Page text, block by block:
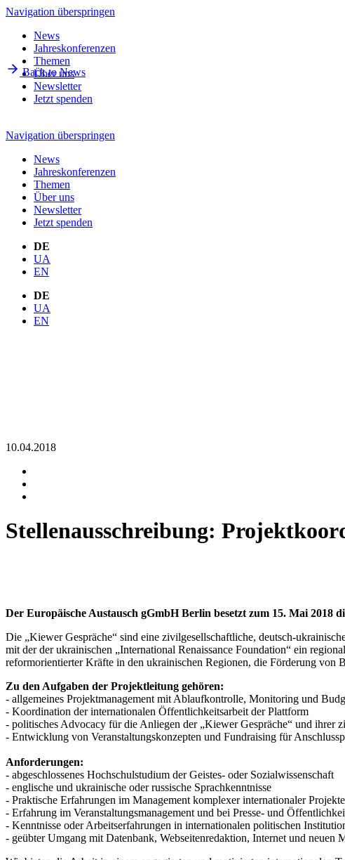
Navigation überspringen
News
Jahreskonferenzen
Themen
Über uns
Newsletter
Jetzt spenden
Navigation überspringen
News
Jahreskonferenzen
Themen
Über uns
Newsletter
Jetzt spenden
DE
UA
EN
DE
UA
EN
Back to News
10.04.2018
Stellenaus­schreibung:
Der Europäische Austausch gGmbH Berlin besetzt zum 15. Mai 2018
Die „Kiewer Gespräche“ sind eine zivilgesellschaftliche, deutsch-
mit der der ukrainischen „International Renaissance Foundation“ ein
reformorientierter Kräfte in den ukrainischen Regionen, die Förderung
Zu den Aufgaben der Projektleitung gehören:
- allgemeines Projektmanagement mit Ablaufkontrolle, Monitoring und
- Koordination der internationalen Öffentlichkeitsarbeit der Plattform
- politisches Advocacy für die Anliegen der „Kiewer Gespräche“ und
- Entwicklung von Veranstaltungskonzepten und Fundraising für
Anforderungen:
- abgeschlossenes Hochschulstudium der Geistes- oder Sozialwissenschaft
- englische und ukrainische oder russische Sprachkenntnisse
- Praktische Erfahrungen im Management komplexer internationaler
- Erfahrung im Veranstaltungsmanagement und bei Presse- und
- Kenntnisse oder Arbeitserfahrungen in internationalen politischen
- geübter Umgang mit Datenbank, Webseitenredaktion, Internet und neuen